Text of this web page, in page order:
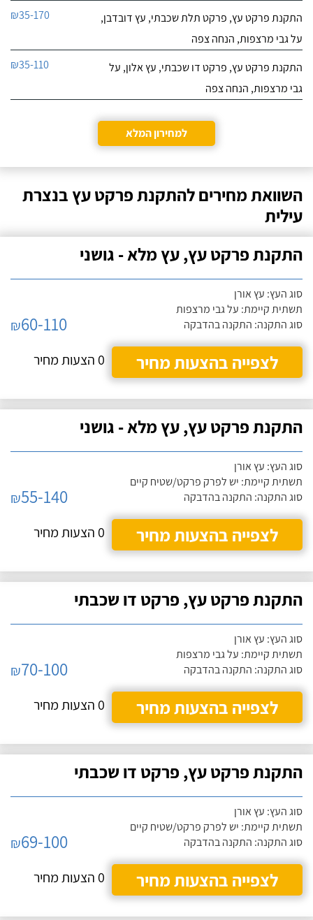
התקנת פרקט עץ, פרקט תלת שכבתי, עץ דובדבן,
על גבי מרצפות, הנחה צפה
₪35-170
התקנת פרקט עץ, פרקט דו שכבתי, עץ אלון, על
גבי מרצפות, הנחה צפה
₪35-110
למחירון המלא
השוואת מחירים להתקנת פרקט עץ בנצרת
עילית
התקנת פרקט עץ, עץ מלא - גושני
סוג העץ: עץ אורן
תשתית קיימת: על גבי מרצפות
סוג התקנה: התקנה בהדבקה
₪60-110
לצפייה בהצעות מחיר
0 הצעות מחיר
התקנת פרקט עץ, עץ מלא - גושני
סוג העץ: עץ אורן
תשתית קיימת: יש לפרק פרקט/שטיח קיים
סוג התקנה: התקנה בהדבקה
₪55-140
לצפייה בהצעות מחיר
0 הצעות מחיר
התקנת פרקט עץ, פרקט דו שכבתי
סוג העץ: עץ אורן
תשתית קיימת: על גבי מרצפות
סוג התקנה: התקנה בהדבקה
₪70-100
לצפייה בהצעות מחיר
0 הצעות מחיר
התקנת פרקט עץ, פרקט דו שכבתי
סוג העץ: עץ אורן
תשתית קיימת: יש לפרק פרקט/שטיח קיים
סוג התקנה: התקנה בהדבקה
₪69-100
לצפייה בהצעות מחיר
0 הצעות מחיר